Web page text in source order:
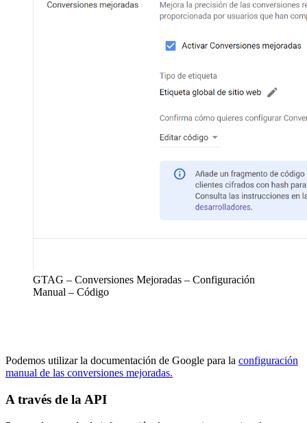
GTAG – Conversiones Mejoradas – Configuración
Manual – Código
Podemos utilizar la documentación de Google para la configuración
manual de las conversiones mejoradas.
A través de la API